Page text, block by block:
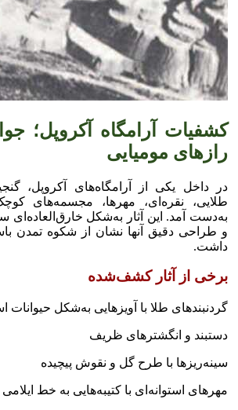
کشفیات آرامگاه آکروپل؛
راز‌های مومیایی
در داخل یکی از آرامگاه‌های آکروپل،
طلایی، نقره‌ای، مهرها، مجسمه‌های
به‌دست آمد. این آثار به‌شکل خارق‌العاده‌ای
و طراحی دقیق آنها نشان از شکوه تمدن
داشت.
برخی از آثار کشف‌شده
گردنبند‌های طلا با آویز‌هایی به‌شکل حیوانات
دستبند و انگشتر‌های ظریف
سینه‌ریز‌ها با طرح گل و نقوش پیچیده
مهر‌های استوانه‌ای با کتیبه‌هایی به خط ایلامی